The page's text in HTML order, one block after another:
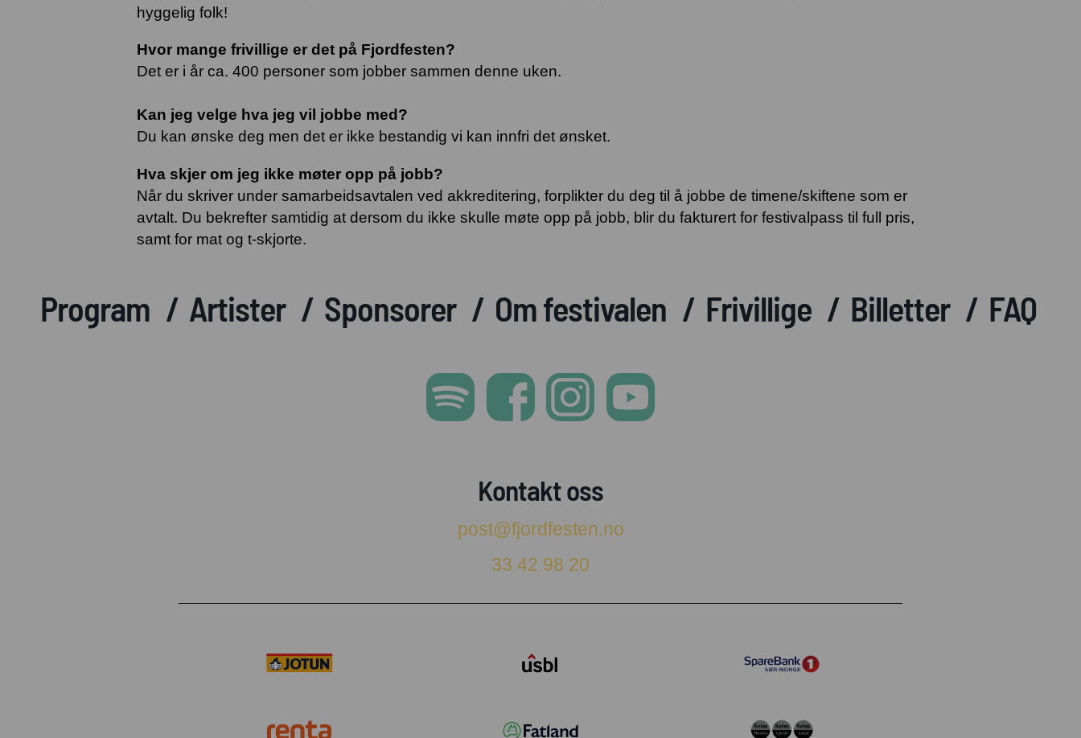
hyggelig folk!
Hvor mange frivillige er det på Fjordfesten?
Det er i år ca. 400 personer som jobber sammen denne uken.
Kan jeg velge hva jeg vil jobbe med?
Du kan ønske deg men det er ikke bestandig vi kan innfri det ønsket.
Hva skjer om jeg ikke møter opp på jobb?
Når du skriver under samarbeidsavtalen ved akkreditering, forplikter du deg til å jobbe de timene/skiftene som er
avtalt. Du bekrefter samtidig at dersom du ikke skulle møte opp på jobb, blir du fakturert for festivalpass til full pris,
samt for mat og t-skjorte.
Program Artister Sponsorer Om festivalen Frivillige Billetter FAQ
Kontakt oss
post@fjordfesten.no
33 42 98 20